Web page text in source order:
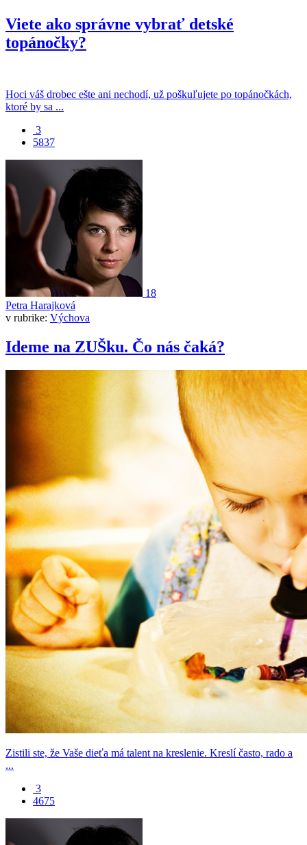
Viete ako správne vybrať detské
topánočky?
Hoci váš drobec ešte ani nechodí, už poškuľujete po topánočkách,
ktoré by sa ...
3
5837
18
Petra Harajková
v rubrike: Výchova
Ideme na ZUŠku. Čo nás čaká?
Zistili ste, že Vaše dieťa má talent na kreslenie. Kreslí často, rado a
...
3
4675